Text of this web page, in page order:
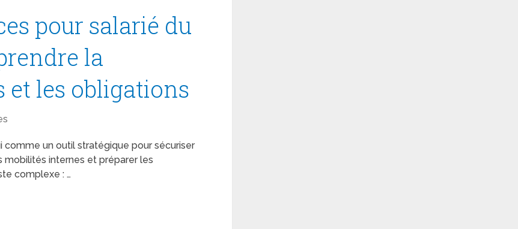
pour salarié du
la
et les obligations
comme un outil stratégique pour sécuriser
internes et préparer les
complexe : …